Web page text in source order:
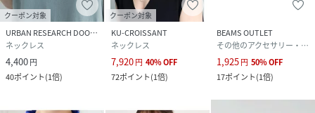
クーポン対象
URBAN RESEARCH DOORS
ネックレス
4,400円
40ポイント(1倍)
クーポン対象
KU-CROISSANT
ネックレス
7,920円 40%OFF
72ポイント(1倍)
BEAMS OUTLET
その他のアクセサリー・腕時計
1,925円 50%OFF
17ポイント(1倍)